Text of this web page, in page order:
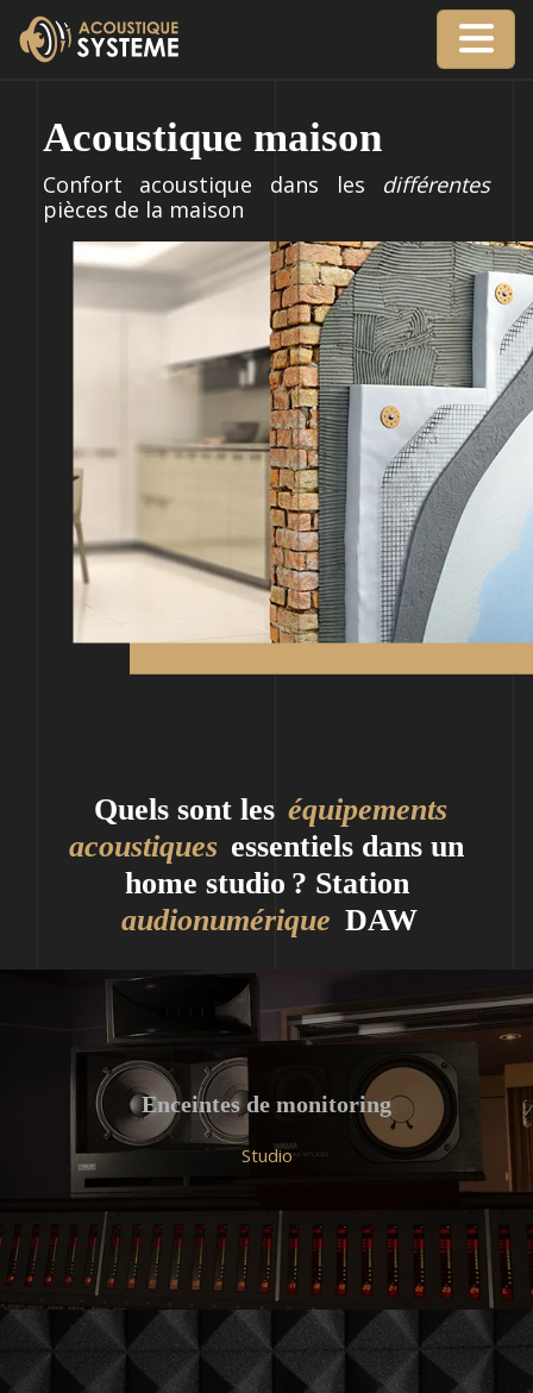
Acoustique maison
Confort acoustique dans les différentes
pièces de la maison
Quels sont les équipements
acoustiques essentiels dans un
home studio ? Station
audionumérique DAW
Enceintes de monitoring
Studio